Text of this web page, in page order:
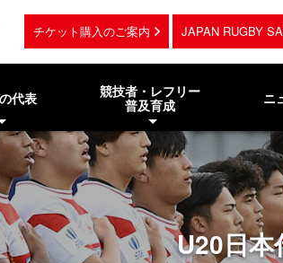
チケット購入のご案内 JAPAN RUGBY
代表
競技者・レフリー
普及育成
ニ
U20日本